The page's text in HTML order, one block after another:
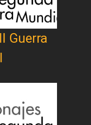
Guerra